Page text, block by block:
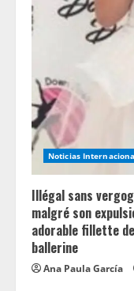
R
a
d
i
n
g
Noticias
Illégal sans
malgré son
adorable fillette
ballerine
Ana Paula García